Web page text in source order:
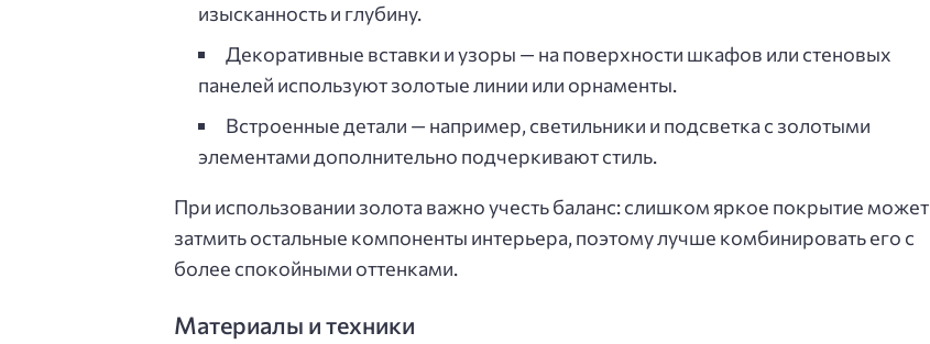
изысканность и глубину.
Декоративные вставки и узоры — на поверхности шкафов или стеновых
панелей используют золотые линии или орнаменты.
Встроенные детали — например, светильники и подсветка с золотыми
элементами дополнительно подчеркивают стиль.
При использовании золота важно учесть баланс: слишком яркое покрытие может
затмить остальные компоненты интерьера, поэтому лучше комбинировать его с
более спокойными оттенками.
Материалы и техники